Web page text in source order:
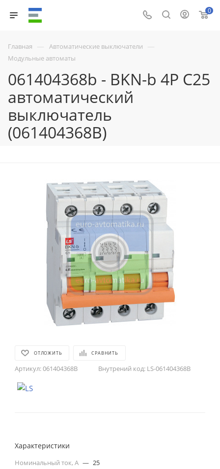
0
Главная — Автоматические выключатели —
Модульные автоматы
061404368b - BKN-b 4P C25
автоматический
выключатель
(061404368B)
ОТЛОЖИТЬ СРАВНИТЬ
Артикул:061404368B Внутрений код: LS-061404368B
Характеристики
Номинальный ток, А — 25